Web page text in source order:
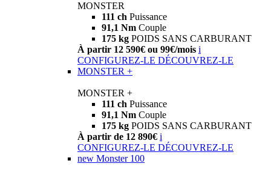
MONSTER
111 ch Puissance
91,1 Nm Couple
175 kg POIDS SANS CARBURANT
À partir 12 590€ ou 99€/mois i
CONFIGUREZ-LE DÉCOUVREZ-LE
MONSTER +
MONSTER +
111 ch Puissance
91,1 Nm Couple
175 kg POIDS SANS CARBURANT
À partir de 12 890€ i
CONFIGUREZ-LE DÉCOUVREZ-LE
new Monster 100